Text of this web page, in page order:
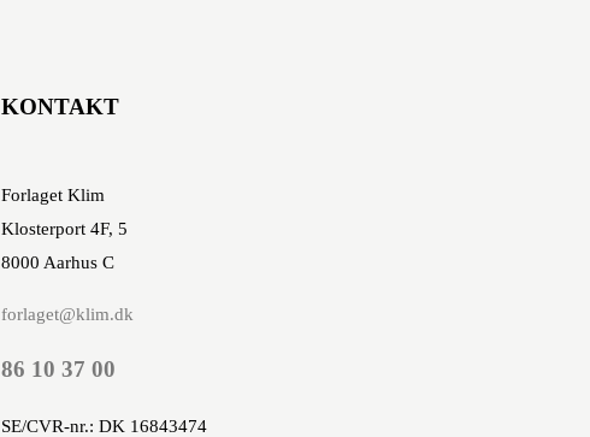
KONTAKT
Forlaget Klim
Klosterport 4F, 5
8000 Aarhus C
forlaget@klim.dk
86 10 37 00
SE/CVR-nr.: DK 16843474